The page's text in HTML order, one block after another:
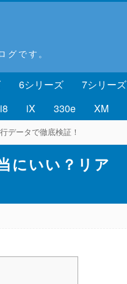
グです。
6シリーズ 7シリーズ
i8 iX 330e XM
データで徹底検証！
にいい？リア